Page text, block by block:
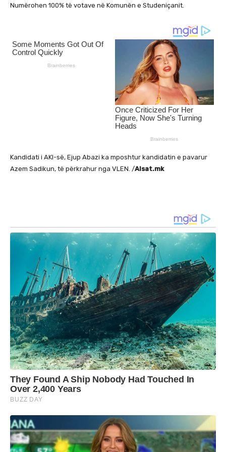
Numërohen 100% të votave në Komunën e Studeniçanit.
Kandidati i AKI-së, Ejup Abazi ka mposhtur kandidatin e pavarur
Azem Sadikun, të përkrahur nga VLEN. /Alsat.mk